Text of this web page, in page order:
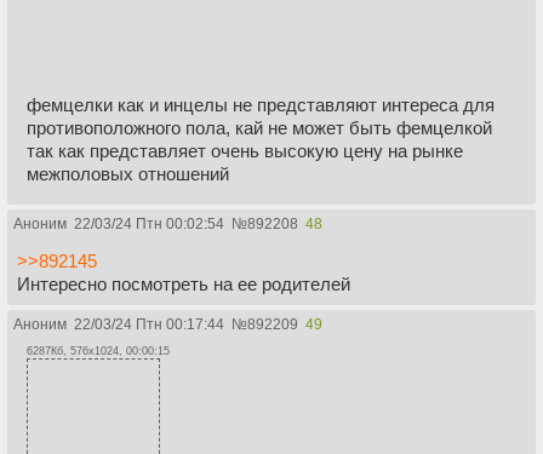
фемцелки как и инцелы не представляют интереса для
противоположного пола, кай не может быть фемцелкой
так как представляет очень высокую цену на рынке
межполовых отношений
Аноним 22/03/24 Птн 00:02:54 №892208 48
>>892145
Интересно посмотреть на ее родителей
Аноним 22/03/24 Птн 00:17:44 №892209 49
6287Кб, 576x1024, 00:00:15